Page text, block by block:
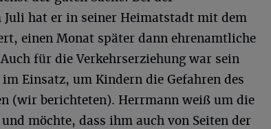
Juli hat er in seiner Heimatstadt mit dem
einen Monat später dann ehrenamtliche
für die Verkehrserziehung war sein
Einsatz, um Kindern die Gefahren des
(wir berichteten). Herrmann weiß um die
möchte, dass ihm auch von Seiten der